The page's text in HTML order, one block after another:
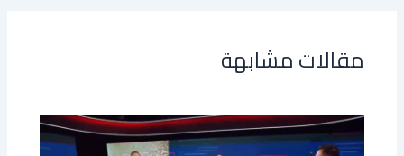
مقالات مشابهة